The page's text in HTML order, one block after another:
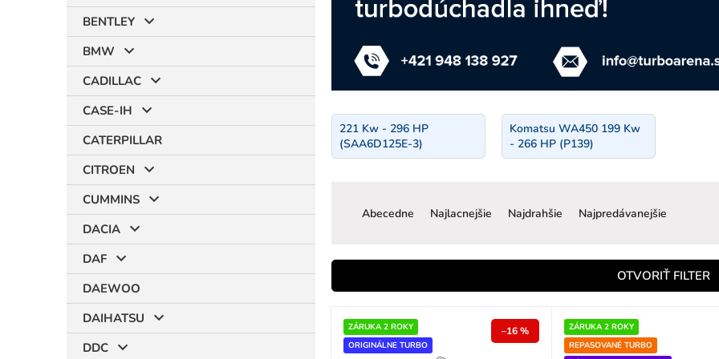
BENTLEY
BMW
CADILLAC
CASE-IH
CATERPILLAR
CITROEN
CUMMINS
DACIA
DAF
DAEWOO
DAIHATSU
DDC
221 Kw - 296 HP
(SAA6D125E-3)
Komatsu WA450 199 Kw
- 266 HP (P139)
n
p
r
o
Abecedne Najlacnejšie Najdrahšie Najpredávanejšie
OTVORIŤ FILTER
ZÁRUKA 2 ROKY
ORIGINÁLNE TURBO
–16 %
ZÁRUKA 2 ROKY
REPASOVANÉ TURBO